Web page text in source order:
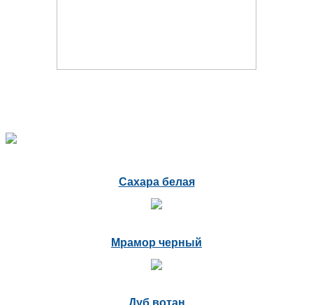
Сахара белая
Мрамор черный